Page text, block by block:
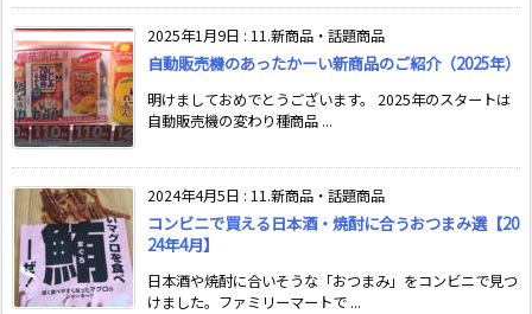
2025年1月9日 : 11.新商品・話題商品
自動販売機のあったかーい新商品のご紹介（2025年）
明けましておめでとうございます。 2025年のスタートは
自動販売機の変わり種商品 ...
2024年4月5日 : 11.新商品・話題商品
コンビニで買える日本酒・焼酎に合うおつまみ選【20
24年4月】
日本酒や焼酎に合いそうな「おつまみ」をコンビニで見つ
けました。ファミリーマートで ...